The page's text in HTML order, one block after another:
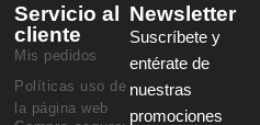
Servicio al
cliente
Mis pedidos
Políticas uso de
la página web
Newsletter
Suscríbete y
entérate de
nuestras
promociones